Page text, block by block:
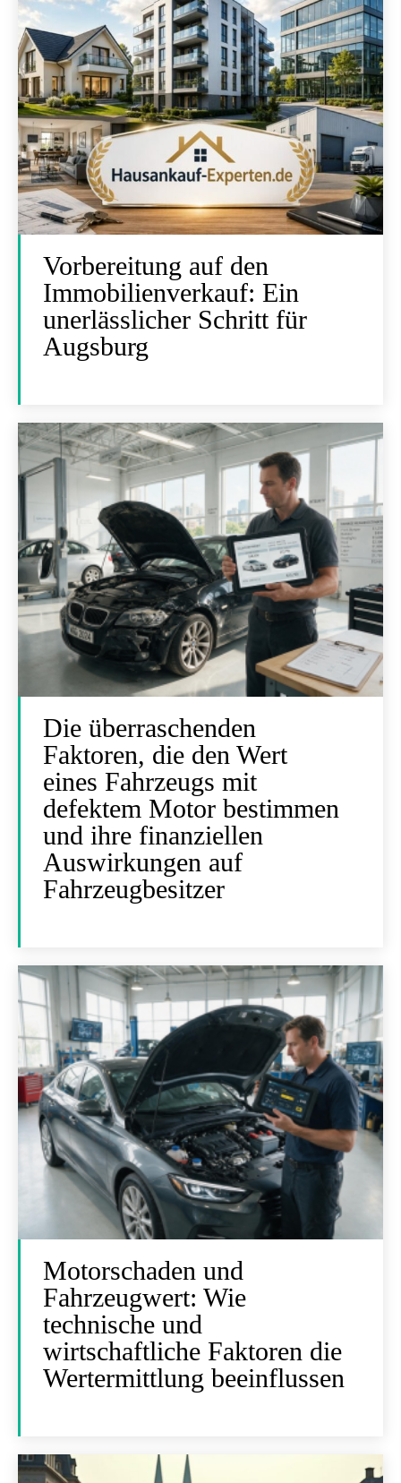
Vorbereitung auf den
Immobilienverkauf: Ein
unerlässlicher Schritt für
Augsburg
Die überraschenden
Faktoren, die den Wert
eines Fahrzeugs mit
defektem Motor bestimmen
und ihre finanziellen
Auswirkungen auf
Fahrzeugbesitzer
Motorschaden und
Fahrzeugwert: Wie
technische und
wirtschaftliche Faktoren die
Wertermittlung beeinflussen